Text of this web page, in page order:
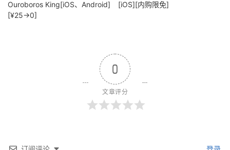
Ouroboros King[iOS、Android]
[¥25→0]
[iOS][内购限免]
0
文章评分